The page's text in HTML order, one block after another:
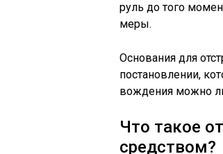
руль до того
меры.
Основания для
постановлении,
вождения можно
Что такое
средством?